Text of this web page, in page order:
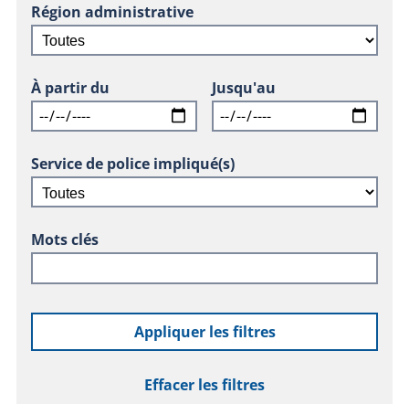
Région administrative
À partir du Jusqu'au
Service de police impliqué(s)
Mots clés
Appliquer les filtres
Effacer les filtres